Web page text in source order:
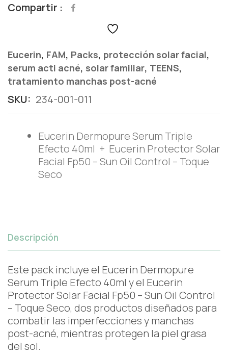
Compartir
Eucerin, FAM, Packs, protección solar facial,
serum acti acné, solar familiar, TEENS,
tratamiento manchas post-acné
SKU: 234-001-011
Eucerin Dermopure Serum Triple
Efecto 40ml + Eucerin Protector Solar
Facial Fp50 – Sun Oil Control – Toque
Seco
Descripción
Este pack incluye el Eucerin Dermopure
Serum Triple Efecto 40ml y el Eucerin
Protector Solar Facial Fp50 – Sun Oil Control
– Toque Seco, dos productos diseñados para
combatir las imperfecciones y manchas
post-acné, mientras protegen la piel grasa
del sol.